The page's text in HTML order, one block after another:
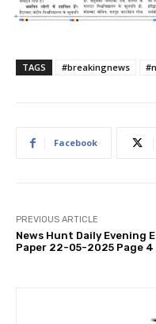
TAGS #breakingnews
Facebook
PREVIOUS ARTICLE
News Hunt Daily Evening
Paper 22-05-2025 Page 4